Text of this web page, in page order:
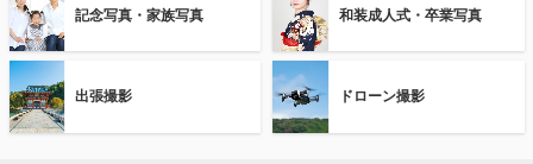
記念写真・家族写真 和装成人式・卒業写真
出張撮影 ドローン撮影